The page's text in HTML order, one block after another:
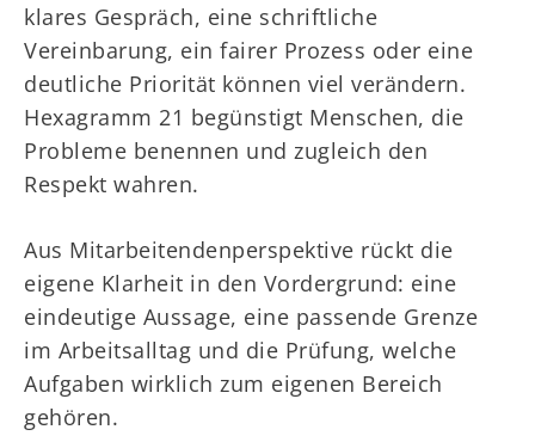
klares Gespräch, eine schriftliche
Vereinbarung, ein fairer Prozess oder eine
deutliche Priorität können viel verändern.
Hexagramm 21 begünstigt Menschen, die
Probleme benennen und zugleich den
Respekt wahren.
Aus Mitarbeitendenperspektive rückt die
eigene Klarheit in den Vordergrund: eine
eindeutige Aussage, eine passende Grenze
im Arbeitsalltag und die Prüfung, welche
Aufgaben wirklich zum eigenen Bereich
gehören.